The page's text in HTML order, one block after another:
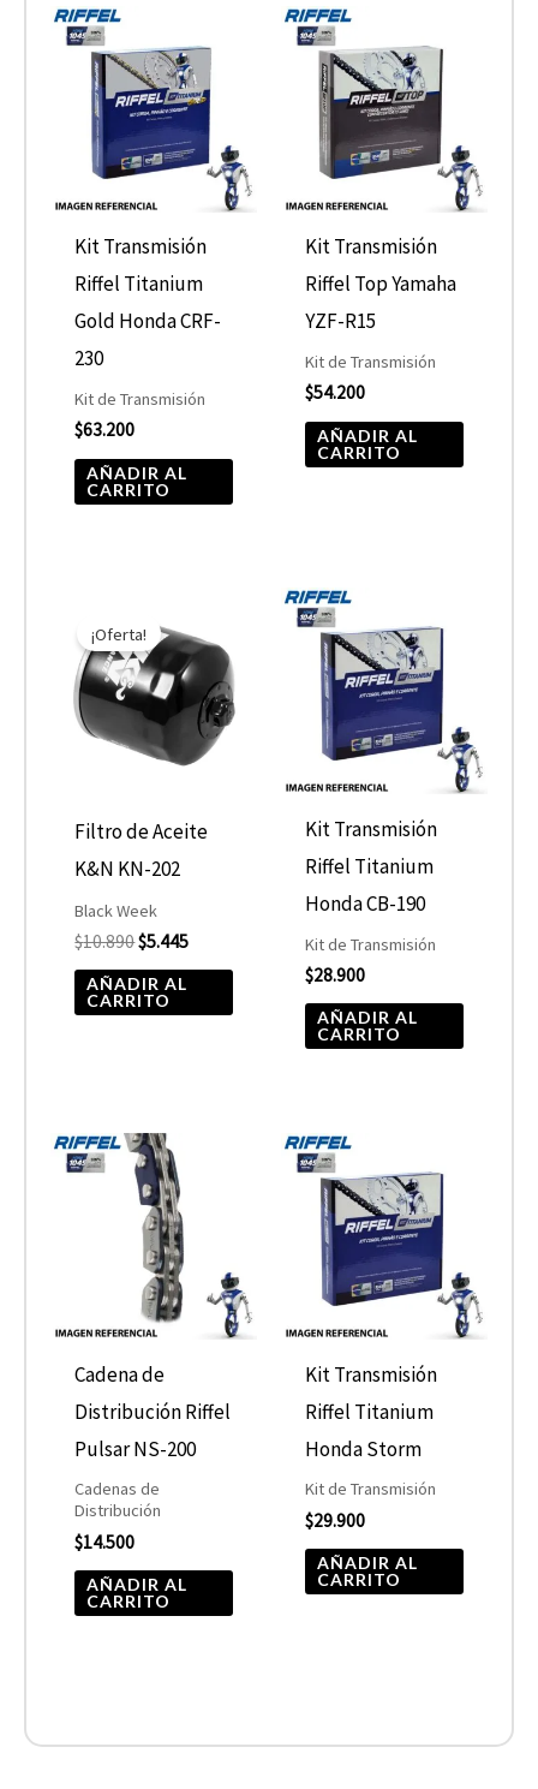
Kit Transmisión
Riffel Titanium
Gold Honda CRF-
230
Kit de Transmisión
$63.200
AÑADIR AL
CARRITO
Kit Transmisión
Riffel Top Yamaha
YZF-R15
Kit de Transmisión
$54.200
AÑADIR AL
CARRITO
¡Oferta!
Filtro de Aceite
K&N KN-202
Black Week
$10.890
precio
original
era:
$10.890.
$5.445
actual
es:
$5.445.
AÑADIR AL
CARRITO
Kit Transmisión
Riffel Titanium
Honda CB-190
Kit de Transmisión
$28.900
AÑADIR AL
CARRITO
Cadena de
Distribución Riffel
Pulsar NS-200
Cadenas de
Distribución
$14.500
AÑADIR AL
CARRITO
Kit Transmisión
Riffel Titanium
Honda Storm
Kit de Transmisión
$29.900
AÑADIR AL
CARRITO